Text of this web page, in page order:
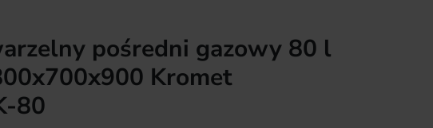
pośredni gazowy 80 l
Kromet
80